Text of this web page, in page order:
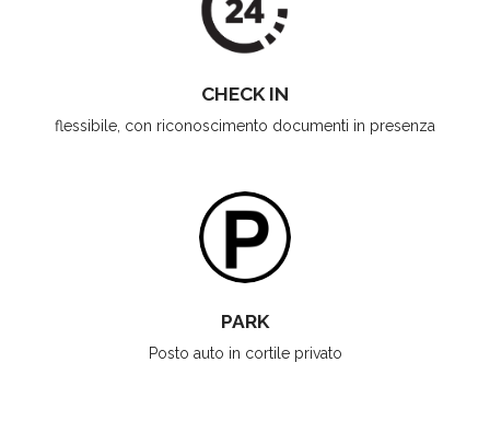
CHECK IN
flessibile, con riconoscimento documenti in presenza
PARK
Posto auto in cortile privato